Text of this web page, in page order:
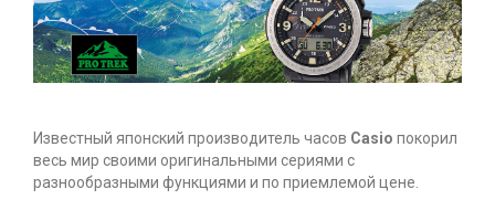
Известный японский производитель часов Casio покорил
весь мир своими оригинальными сериями с
разнообразными функциями и по приемлемой цене.